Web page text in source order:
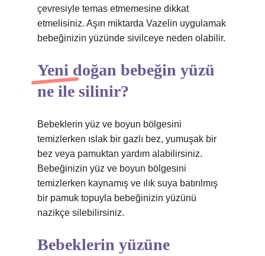
çevresiyle temas etmemesine dikkat
etmelisiniz. Aşırı miktarda Vazelin uygulamak
bebeğinizin yüzünde sivilceye neden olabilir.
Yeni doğan bebeğin yüzü
ne ile silinir?
Bebeklerin yüz ve boyun bölgesini
temizlerken ıslak bir gazlı bez, yumuşak bir
bez veya pamuktan yardım alabilirsiniz.
Bebeğinizin yüz ve boyun bölgesini
temizlerken kaynamış ve ılık suya batırılmış
bir pamuk topuyla bebeğinizin yüzünü
nazikçe silebilirsiniz.
Bebeklerin yüzüne